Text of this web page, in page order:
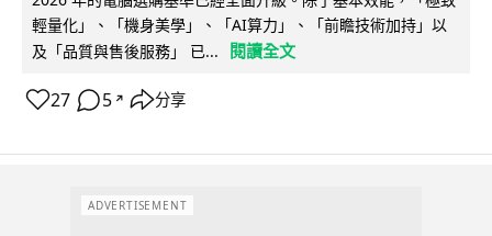
輕量化」、「機身美學」、「AI算力」、「前瞻技術加持」以
及「品質與售後服務」 已...
閱讀全文
27 5 ↗ 分享
ADVERTISEMENT